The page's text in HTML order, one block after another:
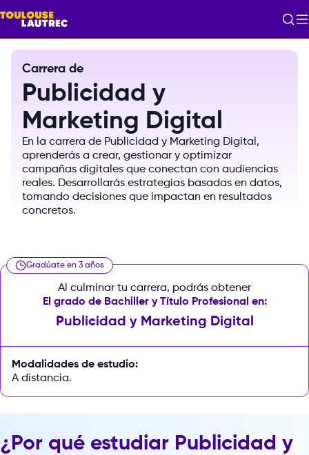
Carrera de
Publicidad y
Marketing Digital
En la carrera de Publicidad y Marketing Digital,
aprenderás a crear, gestionar y optimizar
campañas digitales que conectan con audiencias
reales. Desarrollarás estrategias basadas en datos,
tomando decisiones que impactan en resultados
concretos.
Gradúate en 3 años
Al culminar tu carrera, podrás obtener
El grado de Bachiller y Título Profesional en:
Publicidad y Marketing Digital
Modalidades de estudio:
A distancia.
¿Por qué estudiar Publicidad y